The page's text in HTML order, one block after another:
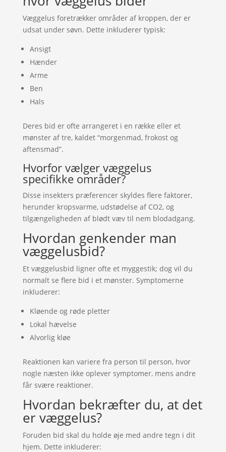
Væggelus foretrækker områder af kroppen, der er
udsat under søvn. Dette inkluderer typisk:
Ansigt
Hænder
Arme
Ben
Hals
Deres bid er ofte arrangeret i en række eller et
mønster af tre, kaldet “morgenmad, frokost og
aftensmad”.
Hvorfor vælger væggelus
specifikke områder?
Disse insekters præferencer skyldes flere faktorer,
herunder kropsvarme, udstødelse af CO2, og
tilgængeligheden af blødt væv til nem blodadgang.
Hvordan genkender man
væggelusbid?
Et væggelusbid ligner ofte et myggestik; dog vil du
normalt se flere bid i et mønster. Symptomerne
inkluderer:
Kløende og røde pletter
Lokal hævelse
Alvorlig kløe
Reaktionen kan variere fra person til person, hvor
nogle næsten ikke oplever symptomer, mens andre
får svære reaktioner.
Hvordan bekræfter du, at det
er væggelus?
Foruden bid skal du holde øje med andre tegn i dit
hjem. Dette inkluderer: